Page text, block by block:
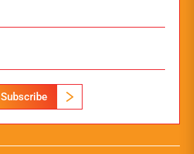
Subscribe